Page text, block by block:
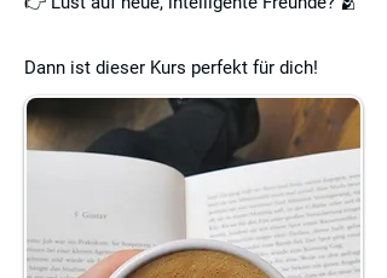
Dann ist dieser Kurs perfekt für dich!